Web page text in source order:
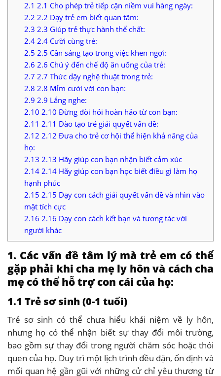
2.1 2.1 Cho phép trẻ tiếp cận niềm vui hàng ngày:
2.2 2.2 Dạy trẻ em biết quan tâm:
2.3 2.3 Giúp trẻ thực hành thể chất:
2.42.4 Cười cùng trẻ:
2.5 2.5 Cần sáng tạo trong việc khen ngợi:
2.6 2.6 Chú ý đến chế độ ăn uống của trẻ:
2.7 2.7 Thức dậy nghệ thuật trong trẻ:
2.8 2.8 Mỉm cười với con bạn:
2.9 2.9 Lắng nghe:
2.10 2.10 Đừng đòi hỏi hoàn hảo từ con bạn:
2.11 2.11 Đào tạo trẻ giải quyết vấn đề:
2.12 2.12 Đưa cho trẻ cơ hội thể hiện khả năng của
họ:
2.13 2.13 Hãy giúp con bạn nhận biết cảm xúc
2.142.14 Hãy giúp con bạn học biết điều gì làm họ
hạnh phúc
2.15 2.15 Dạy con cách giải quyết vấn đề và nhìn vào
mặt tích cực
2.16 2.16 Dạy con cách kết bạn và tương tác với
người khác
1. Các vấn đề tâm lý mà trẻ em có thể
gặp phải khi cha mẹ ly hôn và cách cha
mẹ có thể hỗ trợ con cái của họ:
1.1 Trẻ sơ sinh (0-1 tuổi)
Trẻ sơ sinh có thể chưa hiểu khái niệm về ly hôn,
nhưng họ có thể nhận biết sự thay đổi môi trường,
bao gồm sự thay đổi trong người chăm sóc hoặc thói
quen của họ. Duy trì một lịch trình đều đặn, ổn định và
mối quan hệ gần gũi với những cử chỉ yêu thương từ